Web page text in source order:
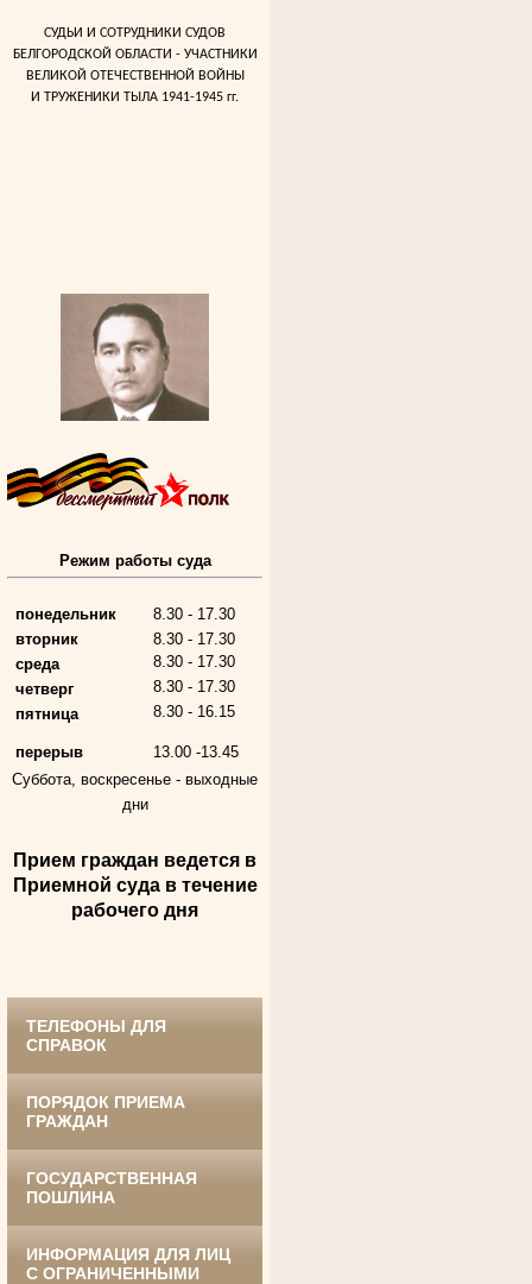
СУДЬИ И СОТРУДНИКИ СУДОВ
БЕЛГОРОДСКОЙ ОБЛАСТИ - УЧАСТНИКИ
ВЕЛИКОЙ ОТЕЧЕСТВЕННОЙ ВОЙНЫ
И ТРУЖЕНИКИ ТЫЛА 1941-1945 гг.
Председатель Губкинского городского
народного суда
Труженица тыла в годы
Великой Отечественной войны
Судья Белгородского областного суда
в период с 1959 по 1974 гг.
Участник Великой Отечественной войны
Председатель Губкинского районного
Режим работы суда
понедельник
8.30 - 17.30
вторник
8.30 - 17.30
среда
8.30 - 17.30
четверг
8.30 - 17.30
пятница
8.30 - 16.15
перерыв
13.00 -13.45
Суббота, воскресенье - выходные
дни
Прием граждан ведется в
Приемной суда в течение
рабочего дня
ТЕЛЕФОНЫ ДЛЯ
СПРАВОК
ПОРЯДОК ПРИЕМА
ГРАЖДАН
ГОСУДАРСТВЕННАЯ
ПОШЛИНА
ИНФОРМАЦИЯ ДЛЯ ЛИЦ
С ОГРАНИЧЕННЫМИ